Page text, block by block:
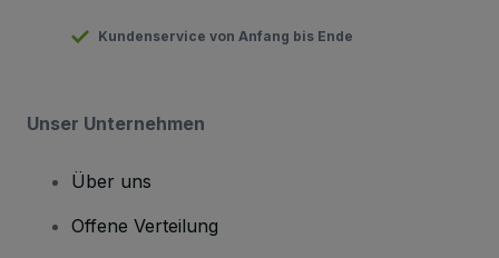
Kundenservice von Anfang bis Ende
Unser Unternehmen
Über uns
Offene Verteilung